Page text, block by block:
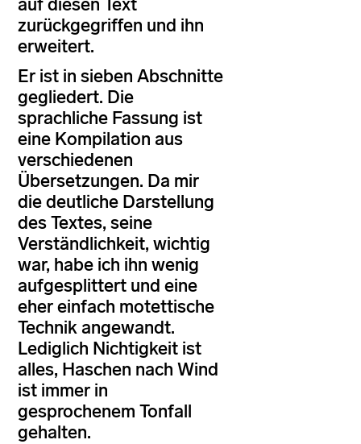
auf diesen Text
zurückgegriffen und ihn
erweitert.
Er ist in sieben Abschnitte
gegliedert. Die
sprachliche Fassung ist
eine Kompilation aus
verschiedenen
Übersetzungen. Da mir
die deutliche Darstellung
des Textes, seine
Verständlichkeit, wichtig
war, habe ich ihn wenig
aufgesplittert und eine
eher einfach motettische
Technik angewandt.
Lediglich Nichtigkeit ist
alles, Haschen nach Wind
ist immer in
gesprochenem Tonfall
gehalten.